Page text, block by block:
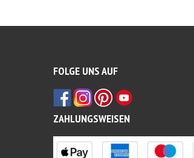
FOLGE UNS AUF
ZAHLUNGSWEISEN